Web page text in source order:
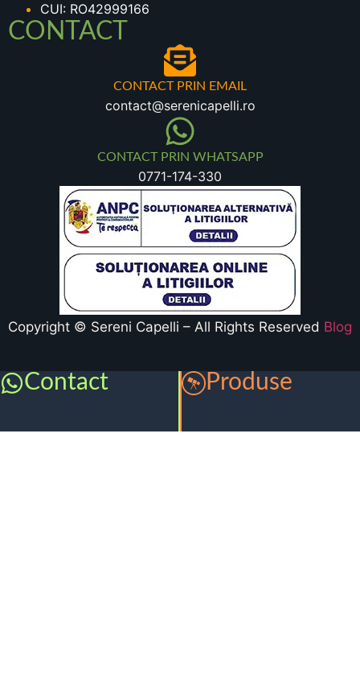
CUI: RO42999166
CONTACT
CONTACT PRIN EMAIL
contact@serenicapelli.ro
CONTACT PRIN WHATSAPP
0771-174-330
Copyright © Sereni Capelli – All Rights Reserved Blog
Contact Produse